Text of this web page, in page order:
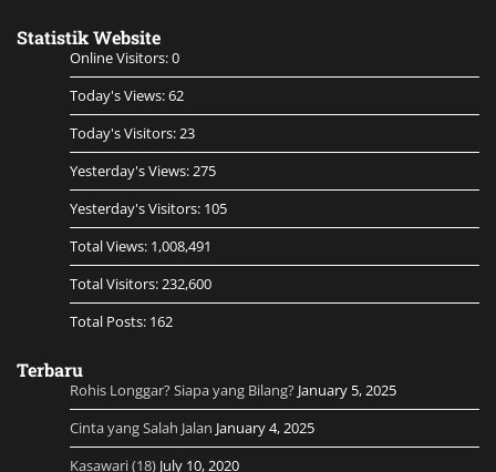
Statistik Website
Online Visitors:0
Today's Views:62
Today's Visitors:23
Yesterday's Views:275
Yesterday's Visitors: 105
Total Views: 1,008,491
Total Visitors:232,600
Total Posts: 162
Terbaru
Rohis Longgar? Siapa yang Bilang? January 5, 2025
Cinta yang Salah Jalan January 4, 2025
Kasawari (18) July 10, 2020